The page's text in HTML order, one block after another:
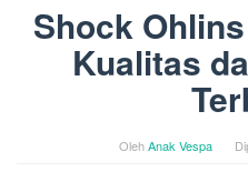
Shock
Kualitas
OlehAnak Vespa